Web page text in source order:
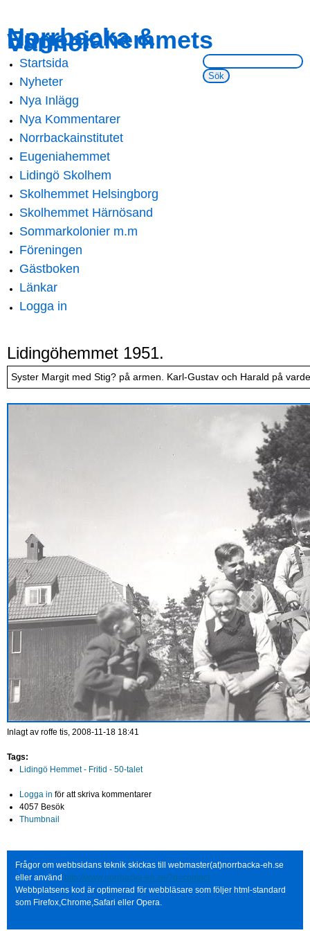
main
content
navigation
Norrbacka &
Eugeniahemmets
Vänner
Sök på webbsidan:
Main menu
Startsida
Nyheter
Nya Inlägg
Nya Kommentarer
Norrbackainstitutet
Eugeniahemmet
Lidingö Skolhem
Skolhemmet Helsingborg
Skolhemmet Härnösand
Sommarkolonier m.m
Föreningen
Gästboken
Länkar
Logga in
Lidingöhemmet 1951.
Syster Margit med Stig? på armen. Karl-Gustav och Harald på
Inlagt av roffe tis, 2008-11-18 18:41
Tags:
Lidingö Hemmet - Fritid - 50-talet
Logga in för att skriva kommentarer
4057 Besök
Thumbnail
Frågor om webbsidans teknik skickas till webmaster(at)norrbacka-eh.se
eller använd http://www.norrbacka-eh.se/?q=contact
Webbplatsens kod är optimerad för webbläsare som följer html-standard
som Firefox,Chrome,Safari eller Opera.